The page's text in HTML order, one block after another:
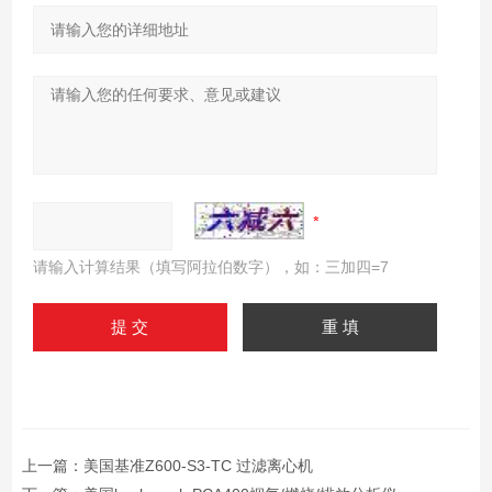
请输入计算结果（填写阿拉伯数字），如：三加四=7
上一篇： 美国基准Z600-S3-TC 过滤离心机